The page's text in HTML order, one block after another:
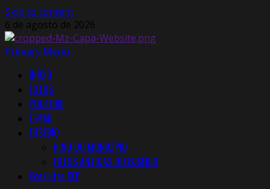
Skip to content
6 de agosto de 2026
Primary Menu
INÍCIO
FOTOS
YOUTUBE
E-MAIL
EUSÉBIO
HINO DO MUNICÍPIO
FOTOS ANTIGAS DO EUSÉBIO
Consultar CEP